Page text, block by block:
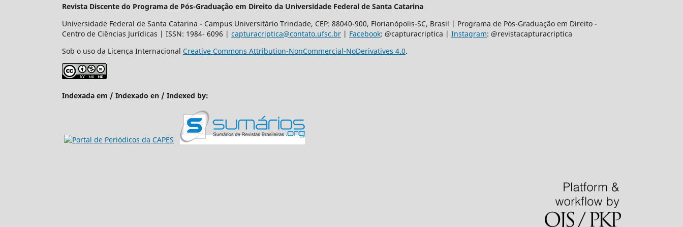
Revista Discente do Programa de Pós-Graduação em Direito da Universidade Federal de Santa Catarina
Universidade Federal de Santa Catarina - Campus Universitário Trindade, CEP: 88040-900, Florianópolis-SC, Brasil | Programa de Pós-Graduação em Direito -
Centro de Ciências Jurídicas | ISSN: 1984- 6096 | capturacriptica@contato.ufsc.br | Facebook: @capturacriptica | Instagram: @revistacapturacriptica
Sob o uso da Licença Internacional Creative Commons Attribution-NonCommercial-NoDerivatives 4.0.
Indexada em / Indexado en / Indexed by: